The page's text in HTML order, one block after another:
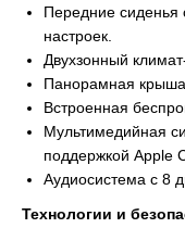
Передние сиденья
настроек.
Двухзонный
Панорамная
Встроенная
Мультимедийная
поддержкой Apple
Аудиосистема с 8
Технологии и